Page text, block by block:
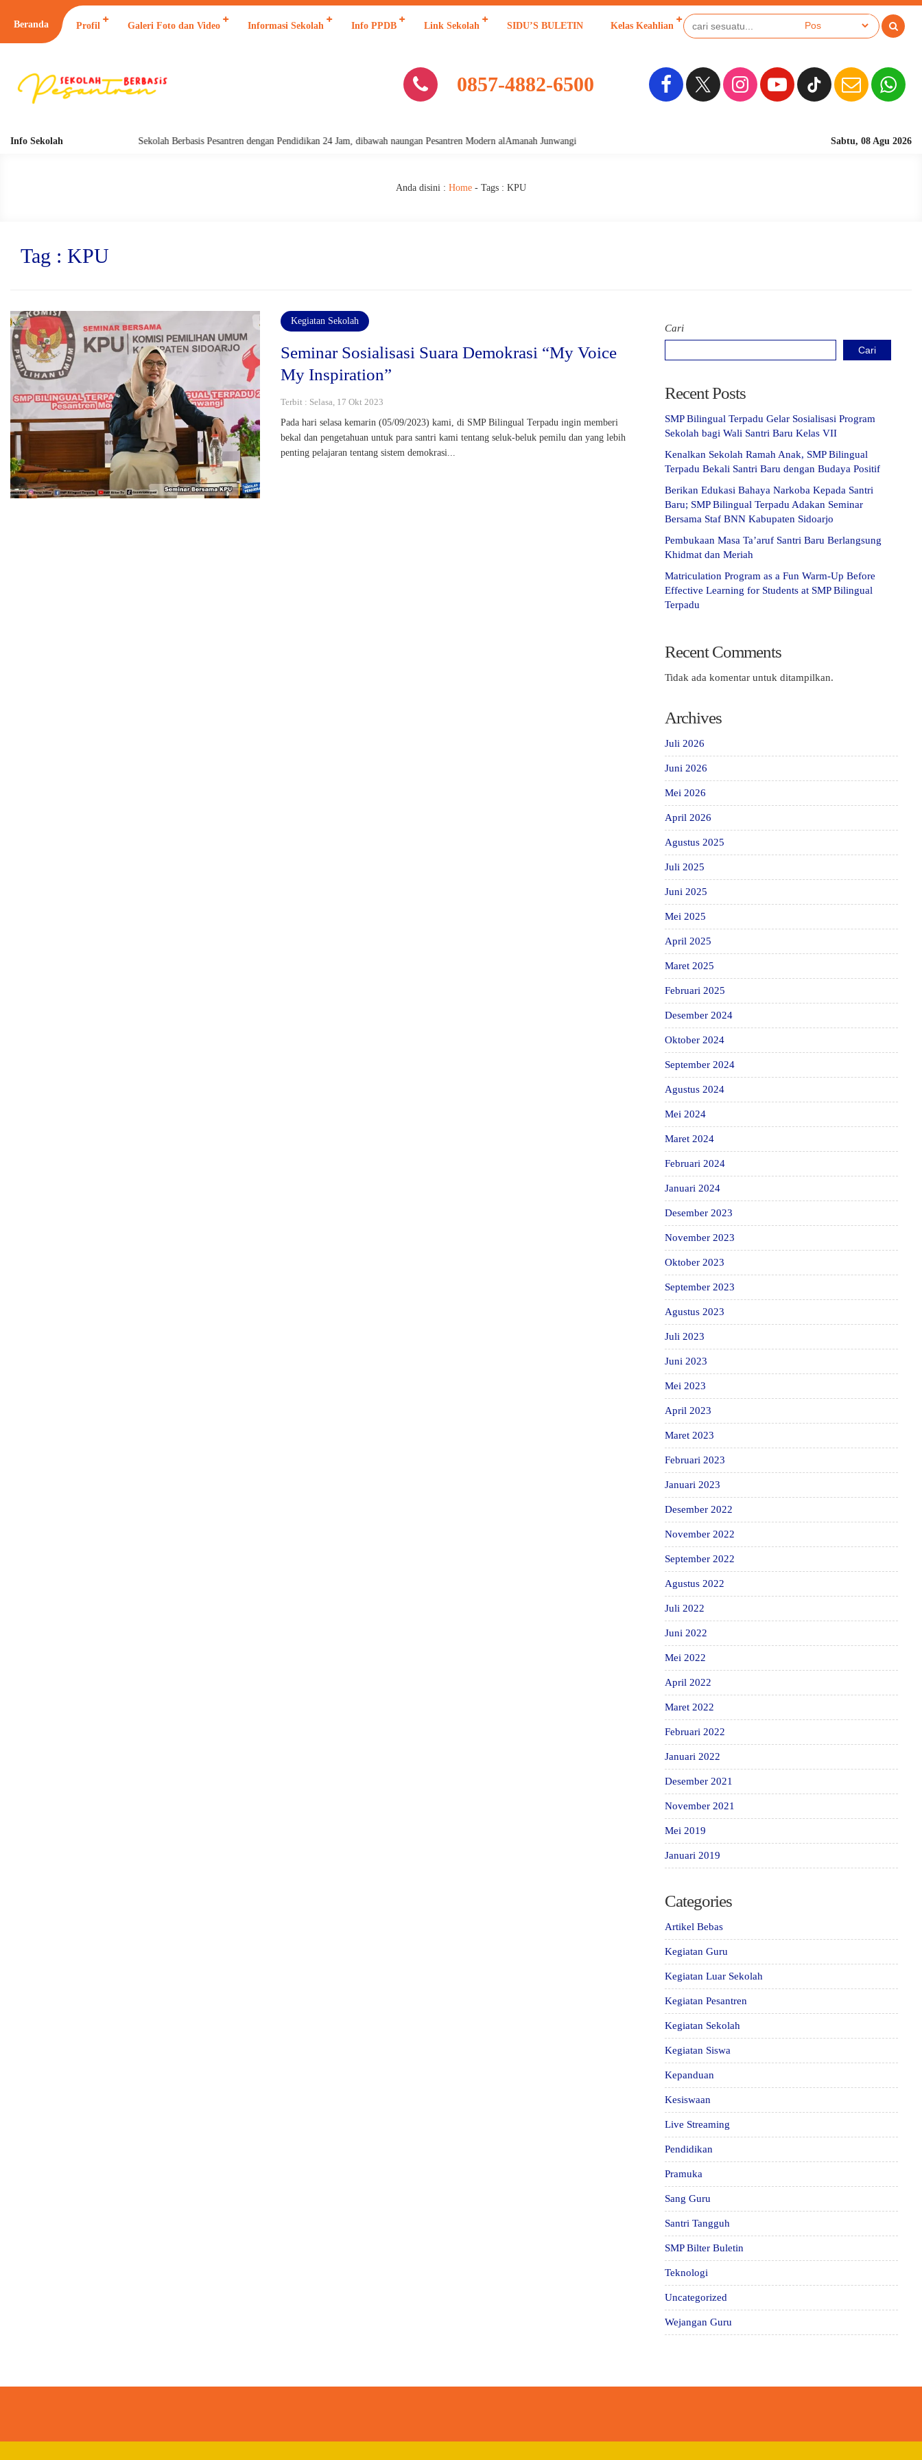
Beranda Profil Galeri Foto dan Video Informasi Sekolah Info PPDB Link Sekolah SIDU’S BULETIN Kelas Keahlian
0857-4882-6500
Info Sekolah Sabtu, 08 Agu 2026
Sekolah Berbasis
Sekolah Berbasis Pesantren dengan Pendidikan 24 Jam, dibawah naungan Pesantren Modern alAmanah Junwangi
Anda disini : Home - Tags : KPU
Tag : KPU
Kegiatan Sekolah
Seminar Sosialisasi Suara Demokrasi “My Voice
My Inspiration”
Terbit : Selasa, 17 Okt 2023
Pada hari selasa kemarin (05/09/2023) kami, di SMP Bilingual Terpadu ingin memberi
bekal dan pengetahuan untuk para santri kami tentang seluk-beluk pemilu dan yang lebih
penting pelajaran tentang sistem demokrasi...
Cari
Cari
Recent Posts
SMP Bilingual Terpadu Gelar Sosialisasi Program
Sekolah bagi Wali Santri Baru Kelas VII
Kenalkan Sekolah Ramah Anak, SMP Bilingual
Terpadu Bekali Santri Baru dengan Budaya Positif
Berikan Edukasi Bahaya Narkoba Kepada Santri
Baru; SMP Bilingual Terpadu Adakan Seminar
Bersama Staf BNN Kabupaten Sidoarjo
Pembukaan Masa Ta’aruf Santri Baru Berlangsung
Khidmat dan Meriah
Matriculation Program as a Fun Warm-Up Before
Effective Learning for Students at SMP Bilingual
Terpadu
Recent Comments
Tidak ada komentar untuk ditampilkan.
Archives
Juli 2026
Juni 2026
Mei 2026
April 2026
Agustus 2025
Juli 2025
Juni 2025
Mei 2025
April 2025
Maret 2025
Februari 2025
Desember 2024
Oktober 2024
September 2024
Agustus 2024
Mei 2024
Maret 2024
Februari 2024
Januari 2024
Desember 2023
November 2023
Oktober 2023
September 2023
Agustus 2023
Juli 2023
Juni 2023
Mei 2023
April 2023
Maret 2023
Februari 2023
Januari 2023
Desember 2022
November 2022
September 2022
Agustus 2022
Juli 2022
Juni 2022
Mei 2022
April 2022
Maret 2022
Februari 2022
Januari 2022
Desember 2021
November 2021
Mei 2019
Januari 2019
Categories
Artikel Bebas
Kegiatan Guru
Kegiatan Luar Sekolah
Kegiatan Pesantren
Kegiatan Sekolah
Kegiatan Siswa
Kepanduan
Kesiswaan
Live Streaming
Pendidikan
Pramuka
Sang Guru
Santri Tangguh
SMP Bilter Buletin
Teknologi
Uncategorized
Wejangan Guru